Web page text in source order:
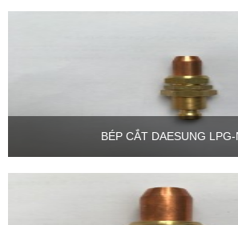
BÉP CẮT DAESUNG LPG-